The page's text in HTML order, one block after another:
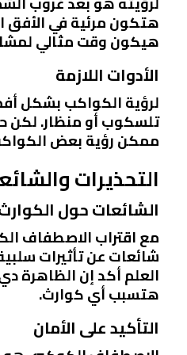
هتكون مرئية في الأفق
هيكون وقت مثالي
الأدوات اللازمة
لرؤية الكواكب بشكل
تلسكوب أو منظار. لكن
ممكن رؤية بعض
التحذيرات
الشائعات حول
مع اقتراب الاصطفاف
شائعات عن تأثيرات
العلم أكد إن الظاهرة
هتسبب أي كوارث.
التأكيد على الأمان